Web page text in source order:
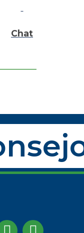
Chat